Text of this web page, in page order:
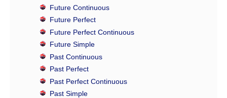
Future Continuous
Future Perfect
Future Perfect Continuous
Future Simple
Past Continuous
Past Perfect
Past Perfect Continuous
Past Simple